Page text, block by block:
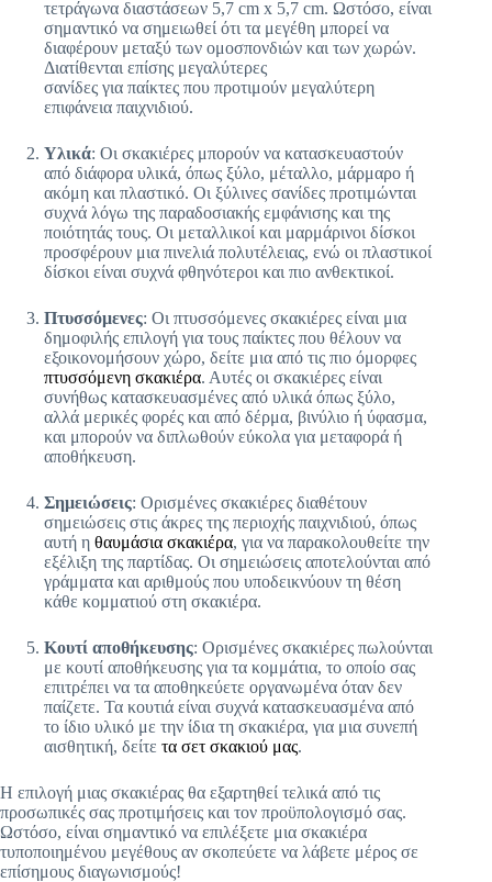
τετράγωνα διαστάσεων 5,7 cm x 5,7 cm. Ωστόσο, είναι
σημαντικό να σημειωθεί ότι τα μεγέθη μπορεί να
διαφέρουν μεταξύ των ομοσπονδιών και των χωρών.
Διατίθενται επίσης μεγαλύτερες
σανίδες για παίκτες που προτιμούν μεγαλύτερη
επιφάνεια παιχνιδιού.
Υλικά: Οι σκακιέρες μπορούν να κατασκευαστούν
από διάφορα υλικά, όπως ξύλο, μέταλλο, μάρμαρο ή
ακόμη και πλαστικό. Οι ξύλινες σανίδες προτιμώνται
συχνά λόγω της παραδοσιακής εμφάνισης και της
ποιότητάς τους. Οι μεταλλικοί και μαρμάρινοι δίσκοι
προσφέρουν μια πινελιά πολυτέλειας, ενώ οι πλαστικοί
δίσκοι είναι συχνά φθηνότεροι και πιο ανθεκτικοί.
Πτυσσόμενες: Οι πτυσσόμενες σκακιέρες είναι μια
δημοφιλής επιλογή για τους παίκτες που θέλουν να
εξοικονομήσουν χώρο, δείτε μια από τις πιο όμορφες
πτυσσόμενη σκακιέρα. Αυτές οι σκακιέρες είναι
συνήθως κατασκευασμένες από υλικά όπως ξύλο,
αλλά μερικές φορές και από δέρμα, βινύλιο ή ύφασμα,
και μπορούν να διπλωθούν εύκολα για μεταφορά ή
αποθήκευση.
Σημειώσεις: Ορισμένες σκακιέρες διαθέτουν
σημειώσεις στις άκρες της περιοχής παιχνιδιού, όπως
αυτή η θαυμάσια σκακιέρα, για να παρακολουθείτε την
εξέλιξη της παρτίδας. Οι σημειώσεις αποτελούνται από
γράμματα και αριθμούς που υποδεικνύουν τη θέση
κάθε κομματιού στη σκακιέρα.
Κουτί αποθήκευσης: Ορισμένες σκακιέρες πωλούνται
με κουτί αποθήκευσης για τα κομμάτια, το οποίο σας
επιτρέπει να τα αποθηκεύετε οργανωμένα όταν δεν
παίζετε. Τα κουτιά είναι συχνά κατασκευασμένα από
το ίδιο υλικό με την ίδια τη σκακιέρα, για μια συνεπή
αισθητική, δείτε τα σετ σκακιού μας.
Η επιλογή μιας σκακιέρας θα εξαρτηθεί τελικά από τις
προσωπικές σας προτιμήσεις και τον προϋπολογισμό σας.
Ωστόσο, είναι σημαντικό να επιλέξετε μια σκακιέρα
τυποποιημένου μεγέθους αν σκοπεύετε να λάβετε μέρος σε
επίσημους διαγωνισμούς!